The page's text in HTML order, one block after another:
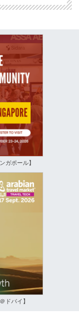
ガポール】
ドバイ】